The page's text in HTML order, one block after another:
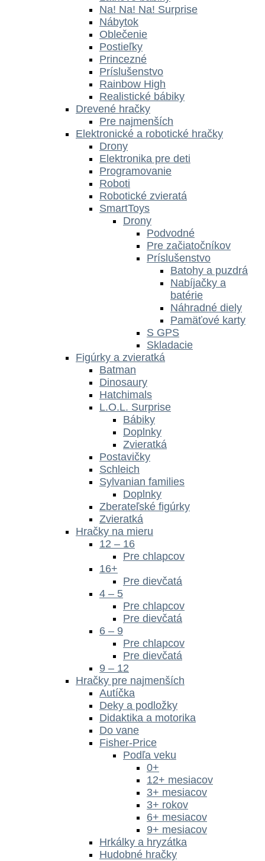
Na! Na! Na! Surprise
Nábytok
Oblečenie
Postieľky
Princezné
Príslušenstvo
Rainbow High
Realistické bábiky
Drevené hračky
Pre najmenších
Elektronické a robotické hračky
Drony
Elektronika pre deti
Programovanie
Roboti
Robotické zvieratá
SmartToys
Drony
Podvodné
Pre začiatočníkov
Príslušenstvo
Batohy a puzdrá
Nabíjačky a
batérie
Náhradné diely
Pamäťové karty
S GPS
Skladacie
Figúrky a zvieratká
Batman
Dinosaury
Hatchimals
L.O.L. Surprise
Bábiky
Doplnky
Zvieratká
Postavičky
Schleich
Sylvanian families
Doplnky
Zberateľské figúrky
Zvieratká
Hračky na mieru
12 – 16
Pre chlapcov
16+
Pre dievčatá
4 – 5
Pre chlapcov
Pre dievčatá
6 – 9
Pre chlapcov
Pre dievčatá
9 – 12
Hračky pre najmenších
Autíčka
Deky a podložky
Didaktika a motorika
Do vane
Fisher-Price
Podľa veku
0+
12+ mesiacov
3+ mesiacov
3+ rokov
6+ mesiacov
9+ mesiacov
Hrkálky a hryzátka
Hudobné hračky